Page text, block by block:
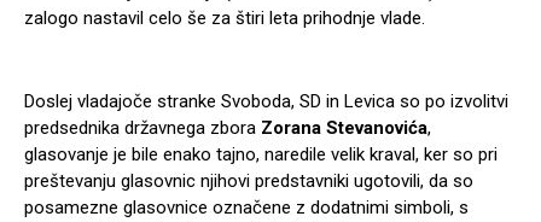
zalogo nastavil celo še za štiri leta prihodnje vlade.
Doslej vladajoče stranke Svoboda, SD in Levica so po izvolitvi
predsednika državnega zbora Zorana Stevanovića,
glasovanje je bile enako tajno, naredile velik kraval, ker so pri
preštevanju glasovnic njihovi predstavniki ugotovili, da so
posamezne glasovnice označene z dodatnimi simboli, s